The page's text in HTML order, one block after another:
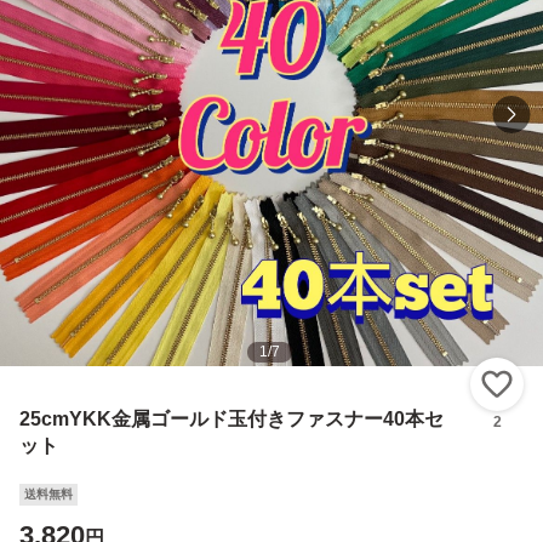
1/7
25cmYKK金属ゴールド玉付きファスナー40本セ
ット
2
送料無料
3,820